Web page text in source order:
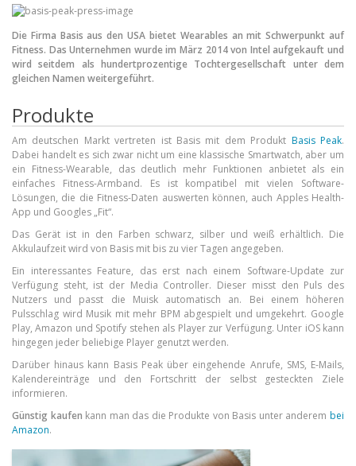
Datentarife
o2
Smartphonetarife
Prepaid-Tarife
Datentarife
Flatrate-Prepaidtarife
Mobilfunk-Vergleichsrechner
Mobilfunk-Tarifrechner
Flatrate-Datentarife
Die Firma Basis aus den USA bietet Wearables an mit Schwerpunkt auf
Fitness. Das Unternehmen wurde im März 2014 von Intel aufgekauft und
wird seitdem als hundertprozentige Tochtergesellschaft unter dem
gleichen Namen weitergeführt.
Produkte
Am deutschen Markt vertreten ist Basis mit dem Produkt Basis Peak.
Dabei handelt es sich zwar nicht um eine klassische Smartwatch, aber um
ein Fitness-Wearable, das deutlich mehr Funktionen anbietet als ein
einfaches Fitness-Armband. Es ist kompatibel mit vielen Software-
Lösungen, die die Fitness-Daten auswerten können, auch Apples Health-
App und Googles „Fit“.
Das Gerät ist in den Farben schwarz, silber und weiß erhältlich. Die
Akkulaufzeit wird von Basis mit bis zu vier Tagen angegeben.
Ein interessantes Feature, das erst nach einem Software-Update zur
Verfügung steht, ist der Media Controller. Dieser misst den Puls des
Nutzers und passt die Muisk automatisch an. Bei einem höheren
Pulsschlag wird Musik mit mehr BPM abgespielt und umgekehrt. Google
Play, Amazon und Spotify stehen als Player zur Verfügung. Unter iOS kann
hingegen jeder beliebige Player genutzt werden.
Darüber hinaus kann Basis Peak über eingehende Anrufe, SMS, E-Mails,
Kalendereinträge und den Fortschritt der selbst gesteckten Ziele
informieren.
Günstig kaufen kann man das die Produkte von Basis unter anderembei
Amazon.